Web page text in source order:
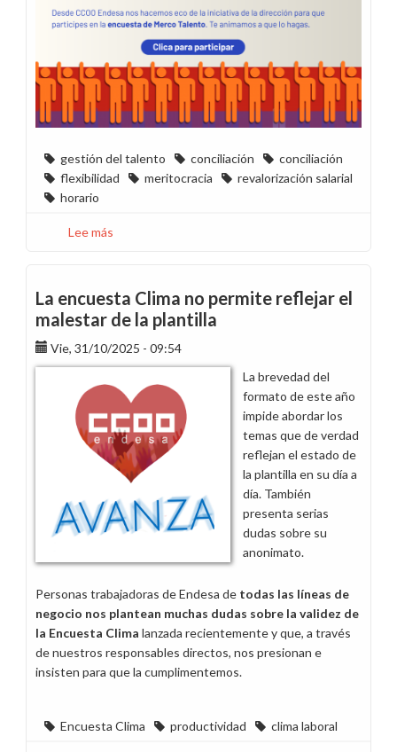
gestión del talento conciliación
conciliación
flexibilidad
meritocracia
revalorización salarial
horario
Lee más
El
talento
no
se
retiene
con
palabras
La encuesta Clima no permite reflejar el
malestar de la plantilla
Vie, 31/10/2025 - 09:54
La brevedad del
formato de este año
impide abordar los
temas que de verdad
reflejan el estado de
la plantilla en su día a
día. También
presenta serias
dudas sobre su
anonimato.
Personas trabajadoras de Endesa de todas las líneas de
negocio nos plantean muchas dudas sobre la validez de
la Encuesta Clima lanzada recientemente y que, a través
de nuestros responsables directos, nos presionan e
insisten para que la cumplimentemos.
Encuesta Clima productividad clima laboral